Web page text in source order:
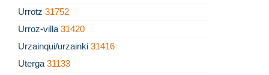
Urrotz 31752
Urroz-villa 31420
Urzainqui/urzainki 31416
Uterga 31133